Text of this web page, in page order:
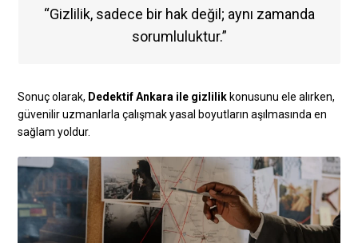
“Gizlilik, sadece bir hak değil; aynı zamanda
sorumluluktur.”
Sonuç olarak, Dedektif Ankara ile gizlilik konusunu ele alırken,
güvenilir uzmanlarla çalışmak yasal boyutların aşılmasında en
sağlam yoldur.